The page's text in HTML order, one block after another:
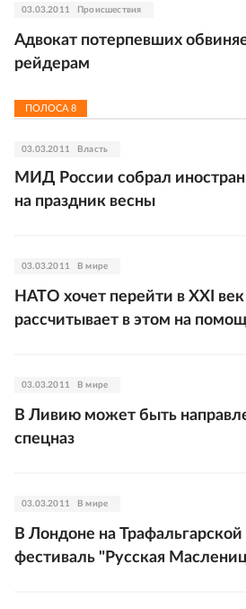
03.03.2011 Происшествия
Адвокат потерпевших
рейдерам
ПОЛОСА 8
03.03.2011 Власть
МИД России собрал
на праздник весны
03.03.2011 В мире
НАТО хочет перейти в XXI
рассчитывает в этом на
03.03.2011 В мире
В Ливию может быть
спецназ
03.03.2011 В мире
В Лондоне на
фестиваль "Русская